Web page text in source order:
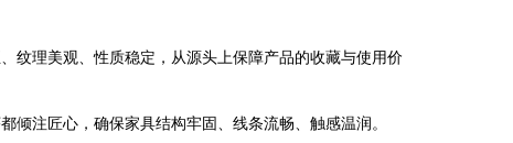
纹理美观、性质稳定，从源头上保障产品的收藏与使用价
注匠心，确保家具结构牢固、线条流畅、触感温润。